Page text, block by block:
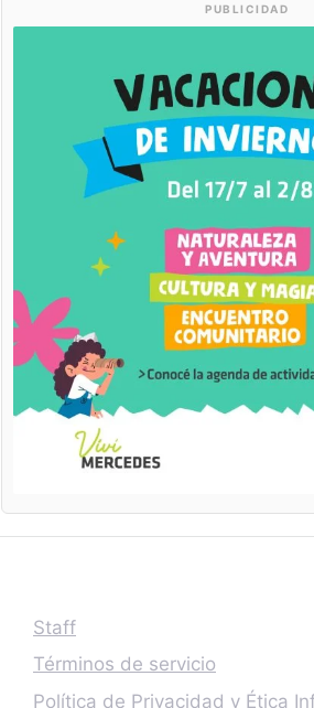
PUBLICIDAD
Staff
Términos de servicio
Política de Privacidad y Ética